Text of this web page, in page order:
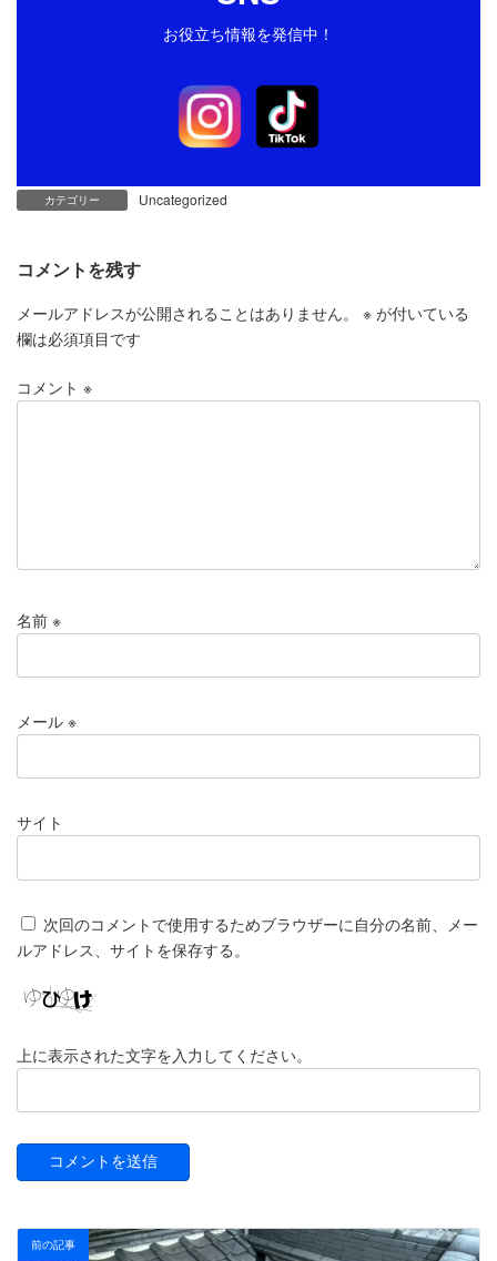
お役立ち情報を発信中！
カテゴリー Uncategorized
コメントを残す
メールアドレスが公開されることはありません。 ※ が付いている
欄は必須項目です
コメント ※
名前 ※
メール ※
サイト
次回のコメントで使用するためブラウザーに自分の名前、メー
ルアドレス、サイトを保存する。
上に表示された文字を入力してください。
前の記事